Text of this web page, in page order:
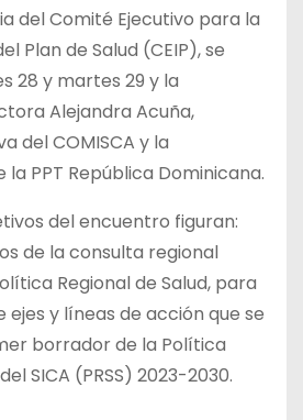
del Comité Ejecutivo para la
Plan de Salud (CEIP), se
28 y martes 29 y la
Alejandra Acuña,
del COMISCA y la
PPT República Dominicana.
del encuentro figuran:
de la consulta regional
Regional de Salud, para
ejes y líneas de acción que se
borrador de la Política
SICA (PRSS) 2023-2030.